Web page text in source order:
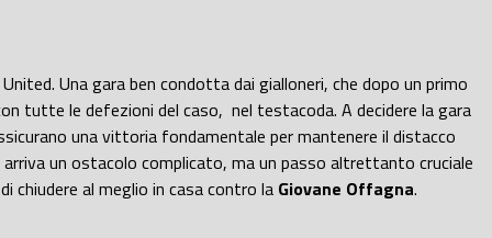
Una gara ben condotta dai gialloneri, che dopo un primo
tutte le defezioni del caso, nel testacoda. A decidere la gara
una vittoria fondamentale per mantenere il distacco
un ostacolo complicato, ma un passo altrettanto cruciale
chiudere al meglio in casa contro la Giovane Offagna.